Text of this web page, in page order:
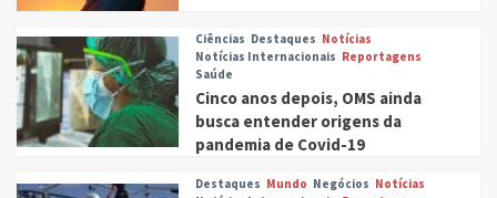
Ciências Destaques Notícias
Notícias Internacionais Reportagens
Saúde
Cinco anos depois, OMS ainda
busca entender origens da
pandemia de Covid-19
Destaques Mundo Negócios Notícias